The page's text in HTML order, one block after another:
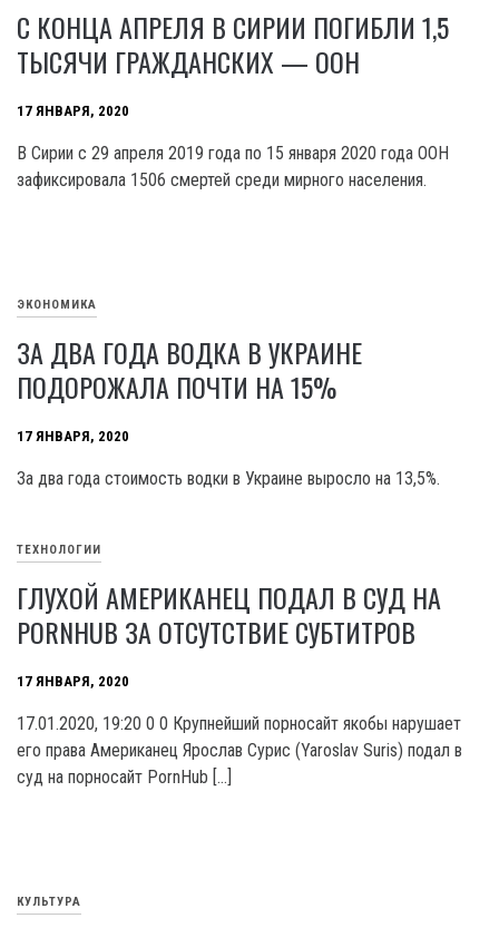
С КОНЦА АПРЕЛЯ В СИРИИ ПОГИБЛИ 1,5
ТЫСЯЧИ ГРАЖДАНСКИХ — ООН
17 ЯНВАРЯ, 2020
В Сирии с 29 апреля 2019 года по 15 января 2020 года ООН
зафиксировала 1506 смертей среди мирного населения.
ЭКОНОМИКА
ЗА ДВА ГОДА ВОДКА В УКРАИНЕ
ПОДОРОЖАЛА ПОЧТИ НА 15%
17 ЯНВАРЯ, 2020
За два года стоимость водки в Украине выросло на 13,5%.
ТЕХНОЛОГИИ
ГЛУХОЙ АМЕРИКАНЕЦ ПОДАЛ В СУД НА
PORNHUB ЗА ОТСУТСТВИЕ СУБТИТРОВ
17 ЯНВАРЯ, 2020
17.01.2020, 19:20 0 0 Крупнейший порносайт якобы нарушает
его права Американец Ярослав Сурис (Yaroslav Suris) подал в
суд на порносайт PornHub […]
КУЛЬТУРА